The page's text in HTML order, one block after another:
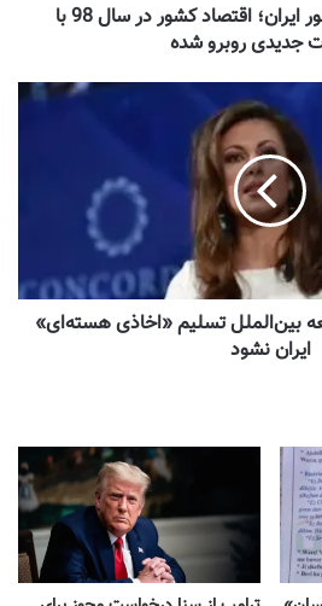
معاون اول رئیس جمهور ایران؛ اقتصاد کشور در سال 98 با
جدیدی روبرو شده
بین‌الملل تسلیم «اخاذی هسته‌ای»
ایران نشود